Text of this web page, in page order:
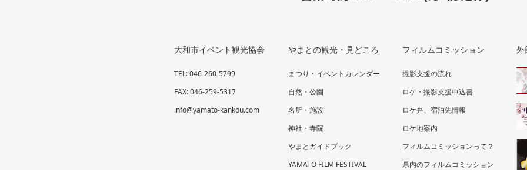
大和市イベント観光協会
TEL: 046-260-5799
FAX: 046-259-5317
info@yamato-kankou.com
やまとの観光・見どころ
まつり・イベントカレンダー
自然・公園
名所・施設
神社・寺院
やまとガイドブック
YAMATO FILM FESTIVAL
フィルムコミッション
撮影支援の流れ
ロケ・撮影支援申込書
ロケ弁、宿泊先情報
ロケ地案内
フィルムコミッションって？
県内のフィルムコミッション
外